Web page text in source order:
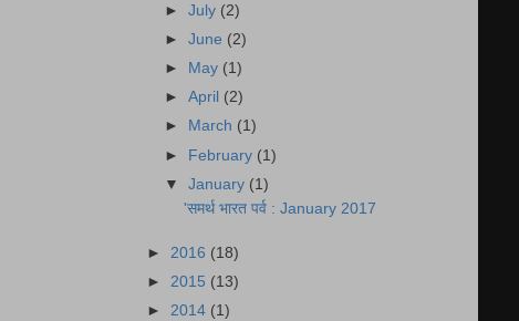
►July (2)
►June (2)
►
May (1)
►April (2)
►
March (1)
► February (1)
▼January (1)
'समर्थ भारत पर्व : January 2017
► 2016 (18)
► 2015 (13)
► 2014 (1)